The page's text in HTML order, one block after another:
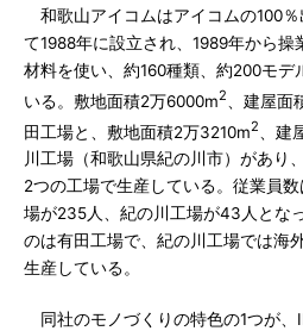
和歌山アイコムはアイコムの100
て1988年に設立され、1989年から
材料を使い、約160種類、約200モデ
いる。敷地面積2万6000m2 、建屋面
田工場と、敷地面積2万3210m2 、建
川工場（和歌山県紀の川市）があり
2つの工場で生産している。従業員
場が235人、紀の川工場が43人とな
のは有田工場で、紀の川工場では海
生産している。
同社のモノづくりの特色の1つが、